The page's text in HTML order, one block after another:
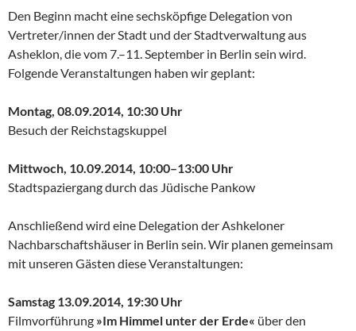
Den Beginn macht eine sechsköpfige Delegation von
Vertreter/innen der Stadt und der Stadtverwaltung aus
Asheklon, die vom 7.–11. September in Berlin sein wird.
Folgende Veranstaltungen haben wir geplant:
Montag, 08.09.2014, 10:30 Uhr
Besuch der Reichstagskuppel
Mittwoch, 10.09.2014, 10:00–13:00 Uhr
Stadtspaziergang durch das Jüdische Pankow
Anschließend wird eine Delegation der Ashkeloner
Nachbarschaftshäuser in Berlin sein. Wir planen gemeinsam
mit unseren Gästen diese Veranstaltungen:
Samstag 13.09.2014, 19:30 Uhr
Filmvorführung »Im Himmel unter der Erde« über den